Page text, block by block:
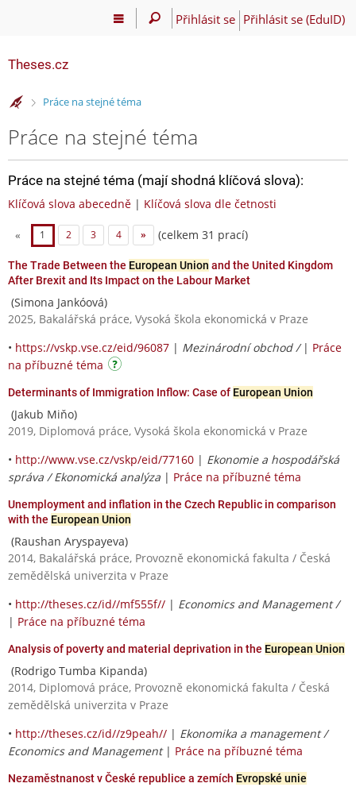
Přihlásit se Přihlásit se (EduID)
Theses.cz
>Práce na stejné téma
Práce na stejné téma
Práce na stejné téma (mají shodná klíčová slova):
Klíčová slova abecedně | Klíčová slova dle četnosti
« 1 2 3 4 » (celkem 31 prací)
The Trade Between the European Union and the United Kingdom
After Brexit and Its Impact on the Labour Market
(Simona Jankóová)
2025, Bakalářská práce, Vysoká škola ekonomická v Praze
• https://vskp.vse.cz/eid/96087 | Mezinárodní obchod / | Práce
na příbuzné téma
Determinants of Immigration Inflow: Case of European Union
(Jakub Miňo)
2019, Diplomová práce, Vysoká škola ekonomická v Praze
• http://www.vse.cz/vskp/eid/77160 | Ekonomie a hospodářská
správa / Ekonomická analýza | Práce na příbuzné téma
Unemployment and inflation in the Czech Republic in comparison
with the European Union
(Raushan Aryspayeva)
2014, Bakalářská práce, Provozně ekonomická fakulta / Česká
zemědělská univerzita v Praze
• http://theses.cz/id//mf555f// | Economics and Management /
| Práce na příbuzné téma
Analysis of poverty and material deprivation in the European Union
(Rodrigo Tumba Kipanda)
2014, Diplomová práce, Provozně ekonomická fakulta / Česká
zemědělská univerzita v Praze
• http://theses.cz/id//z9peah// | Ekonomika a management /
Economics and Management| Práce na příbuzné téma
Nezaměstnanost v České republice a zemích Evropské unie